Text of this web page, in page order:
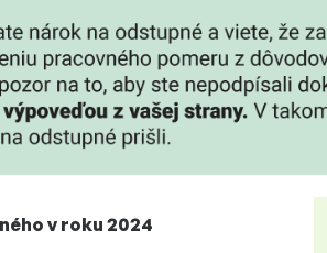
v roku 2024